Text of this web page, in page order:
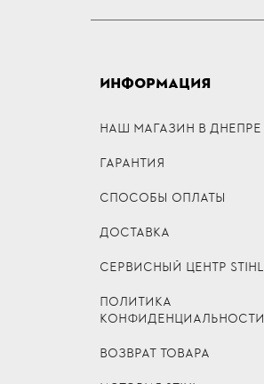
ИНФОРМАЦИЯ
НАШ МАГАЗИН В ДНЕПРЕ
ГАРАНТИЯ
СПОСОБЫ ОПЛАТЫ
ДОСТАВКА
СЕРВИСНЫЙ ЦЕНТР STIHL
ПОЛИТИКА
КОНФИДЕНЦИАЛЬНОСТИ
ВОЗВРАТ ТОВАРА